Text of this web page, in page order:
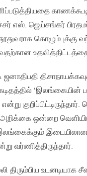
எஸ். ஜெய்சங்கர்
‘இலங்கையின்
ஒன்றை
இலங்கைக்கும் இடையிலான
வர்ணித்திருந்தார்.
திரும்பிய